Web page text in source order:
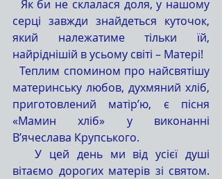
серці завжди знайдеться куточок,
який належатиме тільки їй,
найріднішій в усьому світі – Матері!
  Теплим спомином про найсвятішу
материнську любов, духмяний хліб,
приготовлений матір’ю, є пісня
«Мамин хліб» у виконанні
В’ячеслава Крупського.
   У цей день ми від усієї душі
вітаємо дорогих матерів зі святом.